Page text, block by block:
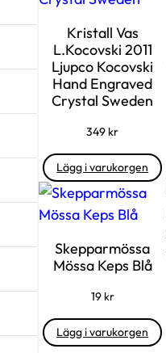
Kristall Vas
L.Kocovski 2011
Ljupco Kocovski
Hand Engraved
Crystal Sweden
349 kr
Lägg i varukorgen
Skepparmössa
Mössa Keps Blå
19 kr
Lägg i varukorgen